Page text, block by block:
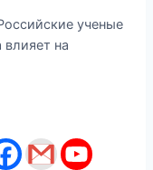
ученые
влияет на